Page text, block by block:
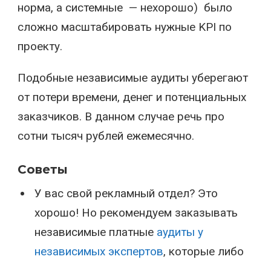
норма, а системные — нехорошо) было
сложно масштабировать нужные KPI по
проекту.
Подобные независимые аудиты уберегают
от потери времени, денег и потенциальных
заказчиков. В данном случае речь про
сотни тысяч рублей ежемесячно.
Советы
У вас свой рекламный отдел? Это
хорошо! Но рекомендуем заказывать
независимые платные аудиты у
независимых экспертов, которые либо